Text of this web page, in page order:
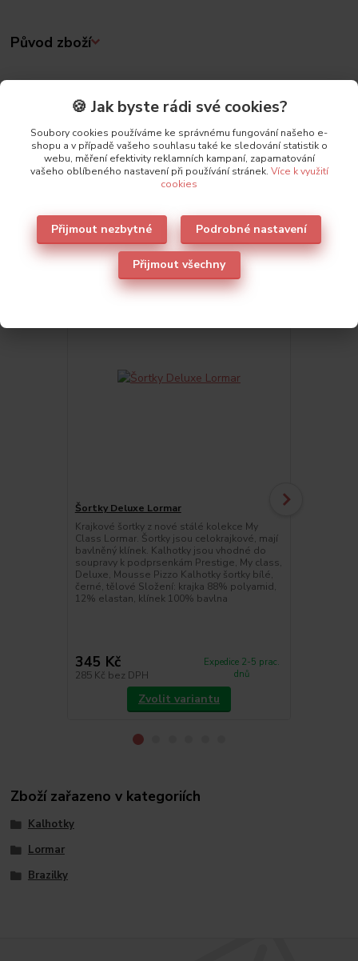
Původ zboží
Výrobce Lormar
Také doporučujeme 6
Šortky Deluxe Lormar
Krajkové šortky z nové stálé kolekce My
Class Lormar. Šortky jsou celokrajkové, mají
bavlněný klínek. Kalhotky jsou vhodné do
soupravy k podprsenkám Prestige, My class,
Deluxe, Mousse Pizzo Kalhotky šortky bílé,
černé, tělové Složení: krajka 88% polyamid,
12% elastan, klínek 100% bavlna
345 Kč
285 Kč bez DPH
Expedice 2-5 prac.
dnů
Zvolit variantu
Zboží zařazeno v kategoriích
Kalhotky
Lormar
Brazilky
🍪 Jak byste rádi své cookies?
Soubory cookies používáme ke správnému fungování našeho e-
shopu a v případě vašeho souhlasu také ke sledování statistik o
webu, měření efektivity reklamních kampaní, zapamatování
vašeho oblíbeného nastavení při používání stránek. Více k využití
cookies
Přijmout nezbytné Podrobné nastavení
Přijmout všechny